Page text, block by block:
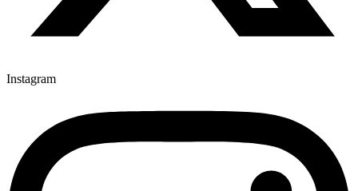
Instagram